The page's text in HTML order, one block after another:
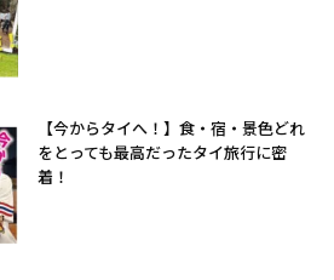
【今からタイへ！】食・宿・景色どれ
をとっても最高だったタイ旅行に密
着！